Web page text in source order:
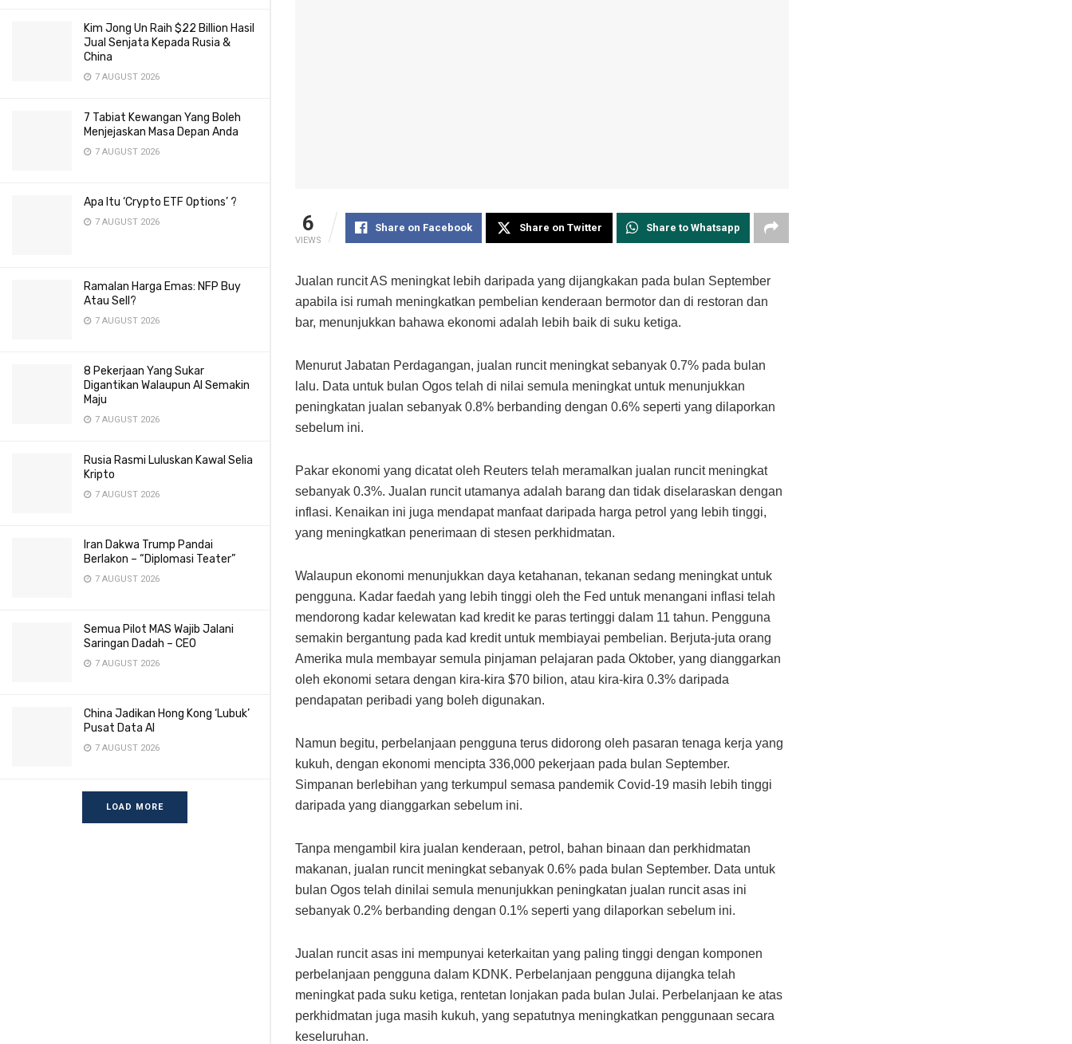
Kim Jong Un Raih $22 Billion Hasil
Jual Senjata Kepada Rusia &
China
7 AUGUST 2026
7 Tabiat Kewangan Yang Boleh
Menjejaskan Masa Depan Anda
7 AUGUST 2026
Apa Itu ‘Crypto ETF Options’ ?
7 AUGUST 2026
Ramalan Harga Emas: NFP Buy
Atau Sell?
7 AUGUST 2026
8 Pekerjaan Yang Sukar
Digantikan Walaupun AI Semakin
Maju
7 AUGUST 2026
Rusia Rasmi Luluskan Kawal Selia
Kripto
7 AUGUST 2026
Iran Dakwa Trump Pandai
Berlakon – “Diplomasi Teater”
7 AUGUST 2026
Semua Pilot MAS Wajib Jalani
Saringan Dadah – CEO
7 AUGUST 2026
China Jadikan Hong Kong ‘Lubuk’
Pusat Data AI
7 AUGUST 2026
LOAD MORE
6
VIEWS
Share on Facebook Share on Twitter Share to Whatsapp
Jualan runcit AS meningkat lebih daripada yang dijangkakan pada bulan September
apabila isi rumah meningkatkan pembelian kenderaan bermotor dan di restoran dan
bar, menunjukkan bahawa ekonomi adalah lebih baik di suku ketiga.
Menurut Jabatan Perdagangan, jualan runcit meningkat sebanyak 0.7% pada bulan
lalu. Data untuk bulan Ogos telah di nilai semula meningkat untuk menunjukkan
peningkatan jualan sebanyak 0.8% berbanding dengan 0.6% seperti yang dilaporkan
sebelum ini.
Pakar ekonomi yang dicatat oleh Reuters telah meramalkan jualan runcit meningkat
sebanyak 0.3%. Jualan runcit utamanya adalah barang dan tidak diselaraskan dengan
inflasi. Kenaikan ini juga mendapat manfaat daripada harga petrol yang lebih tinggi,
yang meningkatkan penerimaan di stesen perkhidmatan.
Walaupun ekonomi menunjukkan daya ketahanan, tekanan sedang meningkat untuk
pengguna. Kadar faedah yang lebih tinggi oleh the Fed untuk menangani inflasi telah
mendorong kadar kelewatan kad kredit ke paras tertinggi dalam 11 tahun. Pengguna
semakin bergantung pada kad kredit untuk membiayai pembelian. Berjuta-juta orang
Amerika mula membayar semula pinjaman pelajaran pada Oktober, yang dianggarkan
oleh ekonomi setara dengan kira-kira $70 bilion, atau kira-kira 0.3% daripada
pendapatan peribadi yang boleh digunakan.
Namun begitu, perbelanjaan pengguna terus didorong oleh pasaran tenaga kerja yang
kukuh, dengan ekonomi mencipta 336,000 pekerjaan pada bulan September.
Simpanan berlebihan yang terkumpul semasa pandemik Covid-19 masih lebih tinggi
daripada yang dianggarkan sebelum ini.
Tanpa mengambil kira jualan kenderaan, petrol, bahan binaan dan perkhidmatan
makanan, jualan runcit meningkat sebanyak 0.6% pada bulan September. Data untuk
bulan Ogos telah dinilai semula menunjukkan peningkatan jualan runcit asas ini
sebanyak 0.2% berbanding dengan 0.1% seperti yang dilaporkan sebelum ini.
Jualan runcit asas ini mempunyai keterkaitan yang paling tinggi dengan komponen
perbelanjaan pengguna dalam KDNK. Perbelanjaan pengguna dijangka telah
meningkat pada suku ketiga, rentetan lonjakan pada bulan Julai. Perbelanjaan ke atas
perkhidmatan juga masih kukuh, yang sepatutnya meningkatkan penggunaan secara
keseluruhan.